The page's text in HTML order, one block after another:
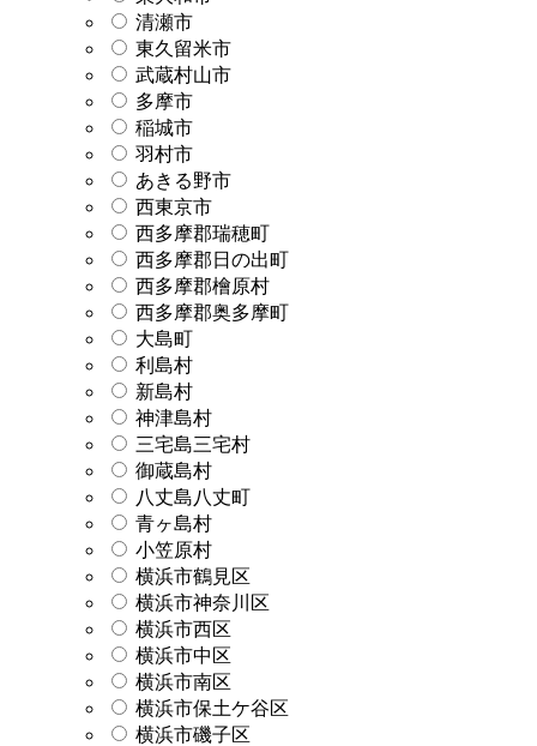
清瀬市
東久留米市
武蔵村山市
多摩市
稲城市
羽村市
あきる野市
西東京市
西多摩郡瑞穂町
西多摩郡日の出町
西多摩郡檜原村
西多摩郡奥多摩町
大島町
利島村
新島村
神津島村
三宅島三宅村
御蔵島村
八丈島八丈町
青ヶ島村
小笠原村
横浜市鶴見区
横浜市神奈川区
横浜市西区
横浜市中区
横浜市南区
横浜市保土ケ谷区
横浜市磯子区